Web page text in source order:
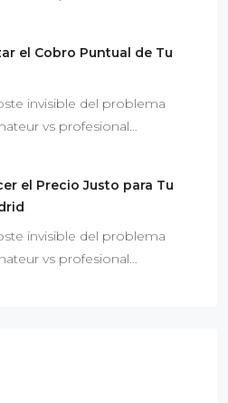
el Cobro Puntual de Tu
invisible del problema
vs profesional…
el Precio Justo para Tu
invisible del problema
vs profesional…